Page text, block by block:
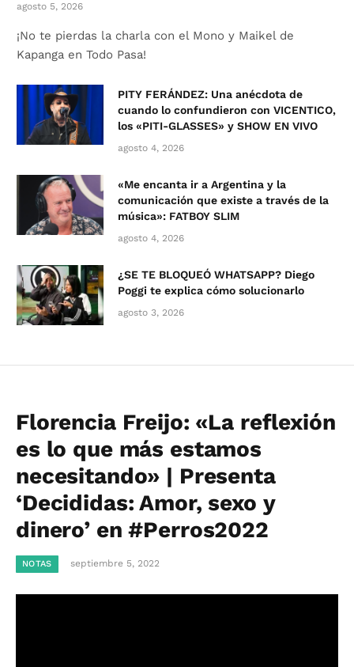
agosto 5, 2026
¡No te pierdas la charla con el Mono y Maikel de
Kapanga en Todo Pasa!
PITY FERÁNDEZ: Una anécdota de
cuando lo confundieron con VICENTICO,
los «PITI-GLASSES» y SHOW EN VIVO
agosto 4, 2026
«Me encanta ir a Argentina y la
comunicación que existe a través de la
música»: FATBOY SLIM
agosto 4, 2026
¿SE TE BLOQUEÓ WHATSAPP? Diego
Poggi te explica cómo solucionarlo
agosto 3, 2026
Florencia Freijo: «La reflexión
es lo que más estamos
necesitando» | Presenta
‘Decididas: Amor, sexo y
dinero’ en #Perros2022
NOTAS septiembre 5, 2022